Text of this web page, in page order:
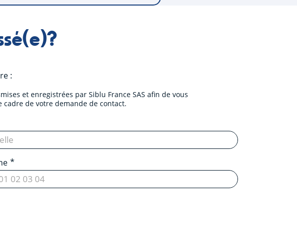
:
et enregistrées par Siblu France SAS afin de vous
de votre demande de contact.